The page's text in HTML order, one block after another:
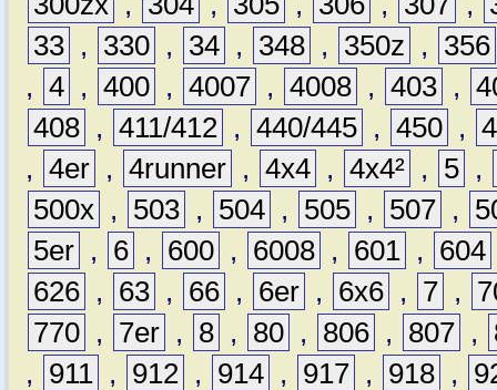
33 , 330 , 34 , 348 , 350z ,
356
, 4 , 400 , 4007 , 4008 , 403 ,
408 , 411/412 , 440/445 , 450 ,
, 4er , 4runner , 4x4 , 4x4² , 5 ,
500x , 503 , 504 , 505 , 507 ,
5er , 6 , 600 , 6008 , 601 , 604
626 , 63 , 66 , 6er , 6x6 , 7 ,
770 , 7er , 8 , 80 , 806 , 807 ,
,
911 , 912 , 914 , 917 , 918 ,